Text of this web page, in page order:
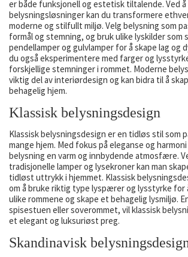
er både funksjonell og estetisk tiltalende. Ved
belysningsløsninger kan du transformere
moderne og stilfullt miljø. Velg belysning som
formål og stemning, og bruk ulike lyskilder som
pendellamper og gulvlamper for å skape lag og
du også eksperimentere med farger og
forskjellige stemninger i rommet. Moderne
viktig del av interiørdesign og kan bidra til å
behagelig hjem.
Klassisk belysningsdesign
Klassisk belysningsdesign er en tidløs stil som
mange hjem. Med fokus på eleganse og
belysning en varm og innbydende atmosfære.
tradisjonelle lamper og lysekroner kan man
tidløst uttrykk i hjemmet. Klassisk
om å bruke riktig type lyspærer og lysstyrke for
ulike rommene og skape et behagelig lysmiljø.
spisestuen eller soverommet, vil klassisk
et elegant og luksuriøst preg.
Skandinavisk